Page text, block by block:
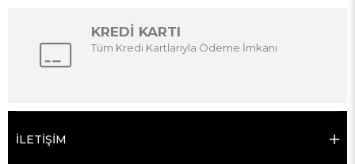
KREDİ KARTI
Tüm Kredi Kartlarıyla Ödeme İmkanı
İLETİŞİM